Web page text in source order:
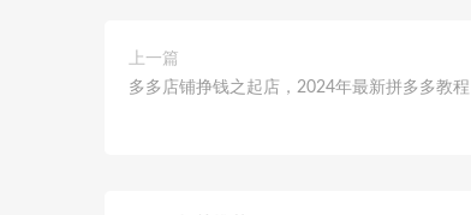
上一篇
多多店铺挣钱之起店，2024年最新拼多多教程